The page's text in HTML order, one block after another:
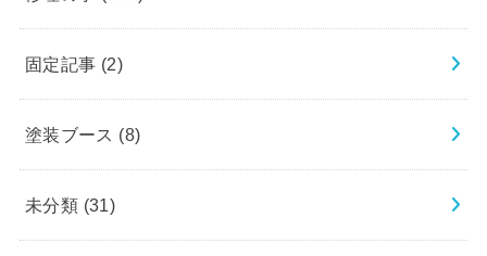
固定記事 (2)
塗装ブース (8)
未分類 (31)